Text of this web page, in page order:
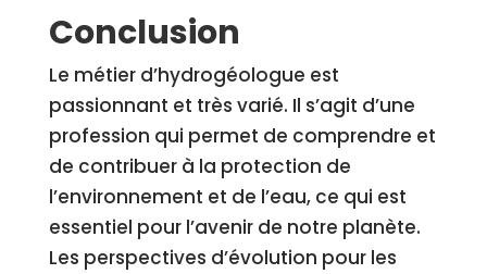
Conclusion
Le métier d’hydrogéologue est
passionnant et très varié. Il s’agit d’une
profession qui permet de comprendre et
de contribuer à la protection de
l’environnement et de l’eau, ce qui est
essentiel pour l’avenir de notre planète.
Les perspectives d’évolution pour les